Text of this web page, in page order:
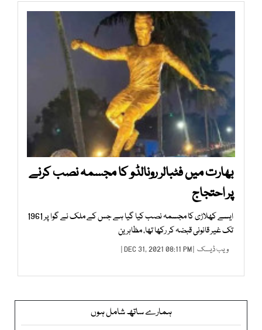
بھارت میں فٹبالر رونالڈو کا مجسمہ نصب کرنے
پر احتجاج
ایسے کھلاڑی کا مجسمہ نصب کیا گیا ہے جس کے ملک نے گوا پر 1961
تک غیر قانونی قبضہ کر رکھا تھا، مظاہرین
ویب ڈیسک | DEC 31, 2021 08:11 PM |
ہمارے ساتھ شامل ہوں